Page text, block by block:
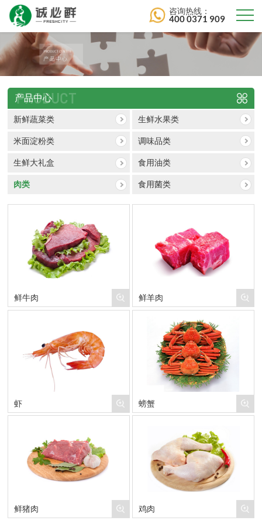
咨询热线：
400 0371 909
PRODUCT
产品中心
新鲜蔬菜类 生鲜水果类
米面淀粉类 调味品类
生鲜大礼盒 食用油类
肉类 食用菌类
鲜牛肉 鲜羊肉
虾 螃蟹
鲜猪肉 鸡肉